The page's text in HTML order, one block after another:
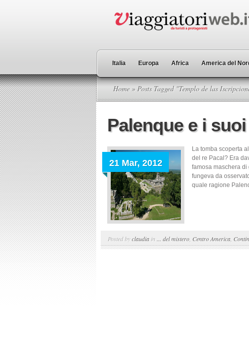
Italia Europa Africa America del
Home » Posts Tagged "Templo de las
Palenque e i
21 Mar, 2012
La tomba scoperta
del re Pacal? Era
famosa maschera
fungeva da
quale ragione
Posted byclaudia in ... del mistero Centro America